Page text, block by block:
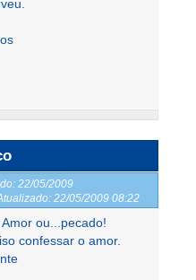
22/05/2009
22/05/2009 08:22
Amor ou...pecado!
confessar o amor.